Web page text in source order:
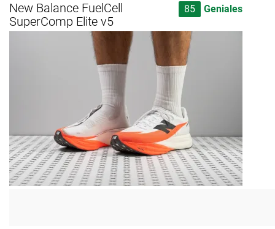
New Balance FuelCell
SuperComp Elite v5
85 Geniales